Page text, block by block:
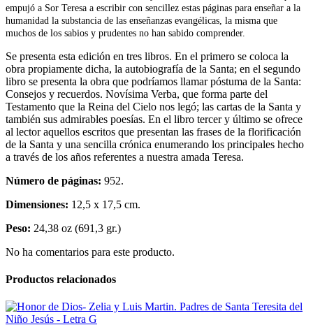
empujó a Sor Teresa a escribir con sencillez estas páginas para enseñar a la
humanidad la substancia de las enseñanzas evangélicas, la misma que
muchos de los sabios y prudentes no han sabido comprender.
Se presenta esta edición en tres libros. En el primero se coloca la
obra propiamente dicha, la autobiografía de la Santa; en el segundo
libro se presenta la obra que podríamos llamar póstuma de la Santa:
Consejos y recuerdos. Novísima Verba, que forma parte del
Testamento que la Reina del Cielo nos legó; las cartas de la Santa y
también sus admirables poesías. En el libro tercer y último se ofrece
al lector aquellos escritos que presentan las frases de la florificación
de la Santa y una sencilla crónica enumerando los principales hecho
a través de los años referentes a nuestra amada Teresa.
Número de páginas: 952.
Dimensiones: 12,5 x 17,5 cm.
Peso: 24,38 oz (691,3 gr.)
No ha comentarios para este producto.
Productos relacionados